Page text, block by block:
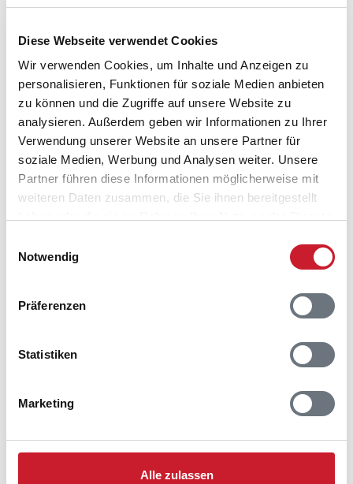
Diese Webseite verwendet Cookies
Wir verwenden Cookies, um Inhalte und Anzeigen zu
personalisieren, Funktionen für soziale Medien anbieten
zu können und die Zugriffe auf unsere Website zu
analysieren. Außerdem geben wir Informationen zu Ihrer
Verwendung unserer Website an unsere Partner für
soziale Medien, Werbung und Analysen weiter. Unsere
Partner führen diese Informationen möglicherweise mit
weiteren Daten zusammen, die Sie ihnen bereitgestellt
Notwendig
Präferenzen
Statistiken
Marketing
Alle zulassen
6857 Blåvand
Anzahl Reisende auswählen
Anreisetag im Belegungskalender anklicken
Sie bekommen Verfügbarkeit und Preis angezeigt